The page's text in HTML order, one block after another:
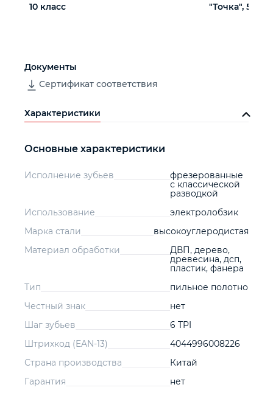
10 класс
"Точка", 5
Документы
Сертификат соответствия
Характеристики
Основные характеристики
Исполнение зубьев
фрезерованные
с классической
разводкой
Использование
электролобзик
Марка стали
высокоуглеродистая
Материал обработки
ДВП, дерево,
древесина, дсп,
пластик, фанера
Тип
пильное полотно
Честный знак
нет
Шаг зубьев
6 TPI
Штрихкод (EAN-13)
4044996008226
Страна производства
Китай
Гарантия
нет